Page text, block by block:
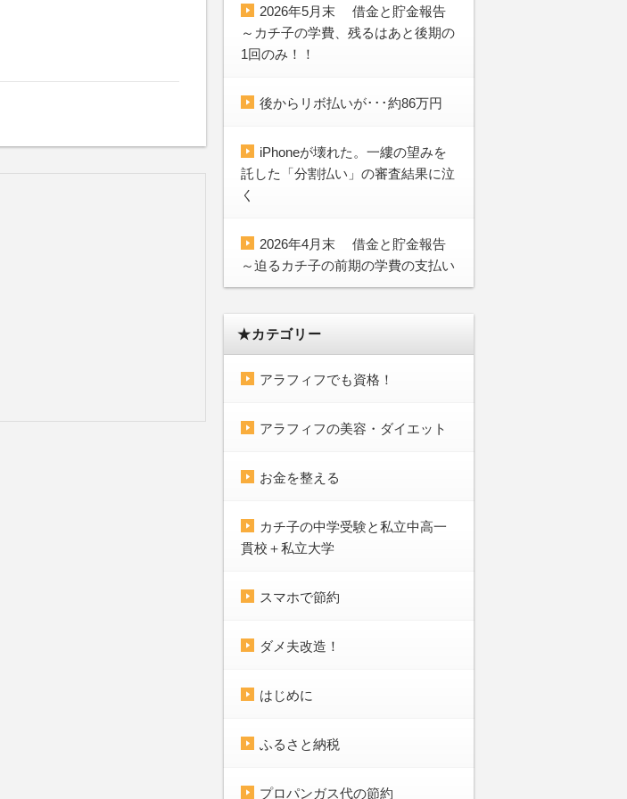
2026年5月末 借金と貯金報告
～カチ子の学費、残るはあと後期の
1回のみ！！
後からリボ払いが･･･約86万円
iPhoneが壊れた。一縷の望みを
託した「分割払い」の審査結果に泣
く
2026年4月末 借金と貯金報告
～迫るカチ子の前期の学費の支払い
★カテゴリー
アラフィフでも資格！
アラフィフの美容・ダイエット
お金を整える
カチ子の中学受験と私立中高一
貫校＋私立大学
スマホで節約
ダメ夫改造！
はじめに
ふるさと納税
プロパンガス代の節約